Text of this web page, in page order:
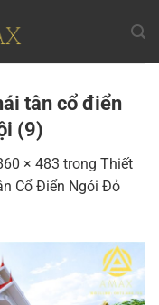
tân cổ điển
(9)
× 483 trong Thiết
Cổ Điển Ngói Đỏ